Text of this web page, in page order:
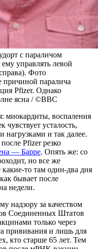
с параличом
управлять левой
Фото
причиной паралича
Pfizer. Однако
ясна / ©BBC
миокардиты, воспаления
усталость,
и так далее.
Pfizer резко
— Барре. Опять же: со
но все же
то там один-два дня
бывает после
недели.
надзору за качеством
Соединенных Штатов
только через
прививания и лишь для
кто старше 65 лет. Тем